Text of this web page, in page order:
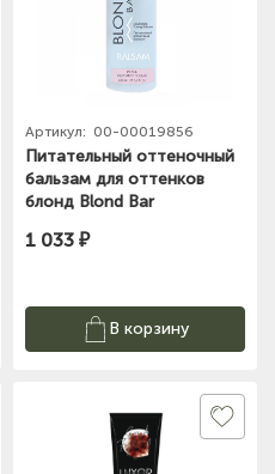
Артикул: 00-00019856
Питательный оттеночный
бальзам для оттенков
блонд Blond Bar
Kapous
1 033 ₽
В корзину